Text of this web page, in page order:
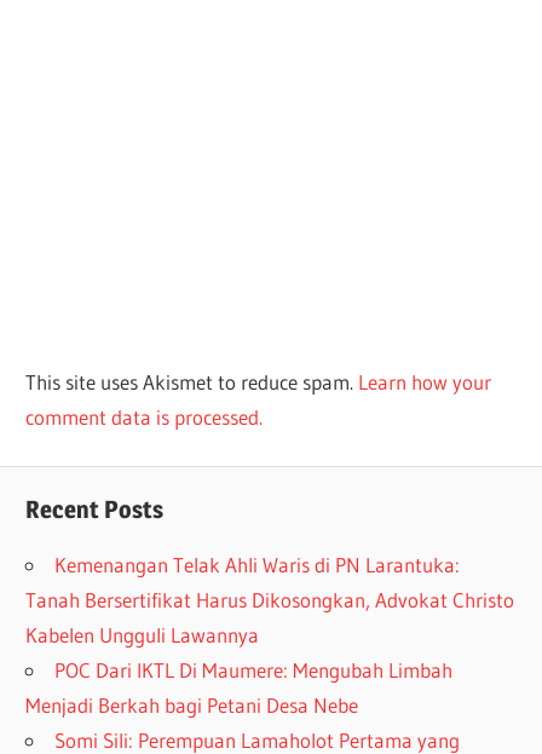
This site uses Akismet to reduce spam. Learn how your
comment data is processed.
Recent Posts
Kemenangan Telak Ahli Waris di PN Larantuka:
Tanah Bersertifikat Harus Dikosongkan, Advokat Christo
Kabelen Ungguli Lawannya
POC Dari IKTL Di Maumere: Mengubah Limbah
Menjadi Berkah bagi Petani Desa Nebe
Somi Sili: Perempuan Lamaholot Pertama yang